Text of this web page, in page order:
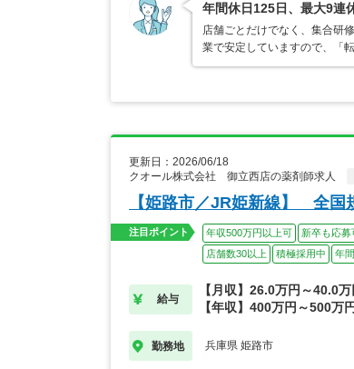
年間休日125日、最大9連
店舗ごとだけでなく、集合研
業で安定していますので、「
更新日：2026/06/18
クオール株式会社 御立西店の薬剤師求人
【姫路市／JR姫新線】 全国
注目ポイント 年収500万円以上可 新卒も応募
店舗数30以上
積極採用中 年
給与
【月収】26.0万円～40.0
【年収】400万円～500万円
勤務地 兵庫県 姫路市